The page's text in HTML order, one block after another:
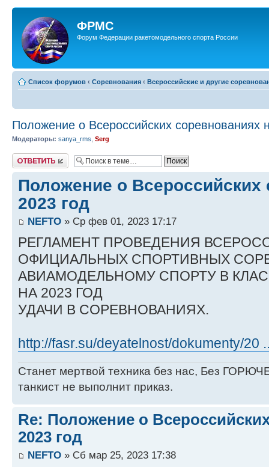
ФРМС
Форум Федерации ракетомодельного спорта России
Список форумов ‹ Соревнования ‹ Всероссийские и другие
Положение о Всероссийских соревнованиях
Модераторы: sanya_rms Serg
Ответить
Положение о Всероссийских
2023 год
NEFTO » Ср фев 01, 2023 17:17
РЕГЛАМЕНТ ПРОВЕДЕНИЯ
ОФИЦИАЛЬНЫХ СПОРТИВНЫХ
АВИАМОДЕЛЬНОМУ СПОРТУ В
НА 2023 ГОД
УДАЧИ В СОРЕВНОВАНИЯХ.
http://fasr.su/deyatelnost/dokumenty/20
Станет мертвой техника без нас, Без
танкист не выполнит приказ.
Re: Положение о
2023 год
NEFTO » Сб мар 25, 2023 17:38